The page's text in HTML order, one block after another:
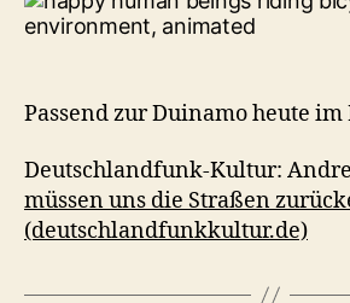
Passend zur Duinamo heute im
Deutschlandfunk-Kultur:
müssen uns die Straßen
(deutschlandfunkkultur.de)